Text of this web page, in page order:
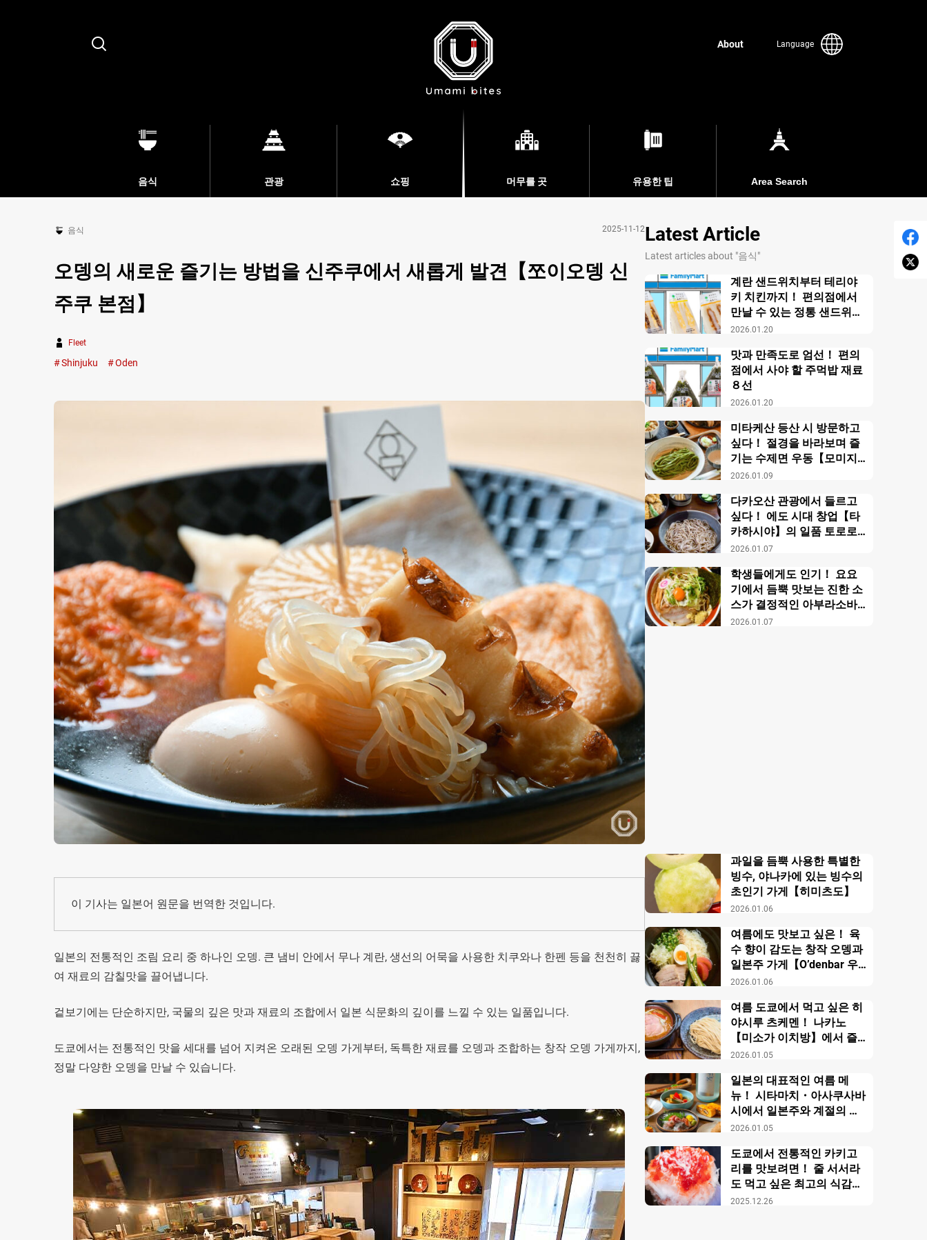
Search
About Language
음식 관광 쇼핑 머무를 곳 유용한 팁 Area Search
음식 2025-11-12
오뎅의 새로운 즐기는 방법을 신주쿠에서 새롭게 발견【쪼이오뎅 신
주쿠 본점】
Fleet
Shinjuku Oden
이 기사는 일본어 원문을 번역한 것입니다.
일본의 전통적인 조림 요리 중 하나인 오뎅. 큰 냄비 안에서 무나 계란, 생선의 어묵을 사용한 치쿠와나 한펜 등을 천천히 끓
여 재료의 감칠맛을 끌어냅니다.
겉보기에는 단순하지만, 국물의 깊은 맛과 재료의 조합에서 일본 식문화의 깊이를 느낄 수 있는 일품입니다.
도쿄에서는 전통적인 맛을 세대를 넘어 지켜온 오래된 오뎅 가게부터, 독특한 재료를 오뎅과 조합하는 창작 오뎅 가게까지,
정말 다양한 오뎅을 만날 수 있습니다.
Latest Article
Latest articles about "음식"
2026.01.20
계란 샌드위치부터 테리야
키 치킨까지！ 편의점에서
만날 수 있는 정통 샌드위치
【패밀리마트】
2026.01.20
맛과 만족도로 엄선！ 편의
점에서 사야 할 주먹밥 재료
８선
2026.01.09
미타케산 등산 시 방문하고
싶다！ 절경을 바라보며 즐
기는 수제면 우동【모미지
야】
2026.01.07
다카오산 관광에서 들르고
싶다！ 에도 시대 창업【타
카하시야】의 일품 토로로
소바
2026.01.07
학생들에게도 인기！ 요요
기에서 듬뿍 맛보는 진한 소
스가 결정적인 아부라소바
【무사시노 아부라 각카
2026.01.06
과일을 듬뿍 사용한 특별한
빙수, 야나카에 있는 빙수의
초인기 가게【히미츠도】
2026.01.06
여름에도 맛보고 싶은！ 육
수 향이 감도는 창작 오뎅과
일본주 가게【O’denbar 우
마미 아자부주반】
2026.01.05
여름 도쿄에서 먹고 싶은 히
야시루 츠케멘！ 나카노
【미소가 이치방】에서 즐
기는 창작 미소 라멘
2026.01.05
일본의 대표적인 여름 메
뉴！ 시타마치・아사쿠사바
시에서 일본주와 계절의 미
각을 만끽【니혼슈 바루 카
2025.12.26
도쿄에서 전통적인 카키고
리를 맛보려면！ 줄 서서라
도 먹고 싶은 최고의 식감의
비밀【우에노 카키고리 센